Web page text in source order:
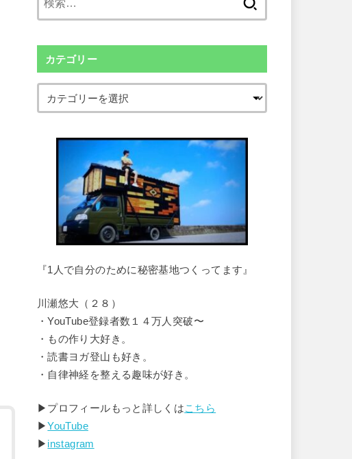
カテゴリー
『1人で自分のために秘密基地つくってます』
川瀬悠大（２８）
・YouTube登録者数１４万人突破〜
・もの作り大好き。
・読書ヨガ登山も好き。
・自律神経を整える趣味が好き。
▶︎プロフィールもっと詳しくはこちら
▶︎YouTube
▶︎ instagram